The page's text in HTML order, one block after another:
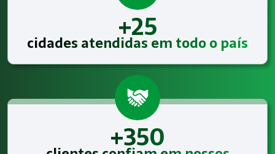
+25
cidades atendidas em todo o país
+350